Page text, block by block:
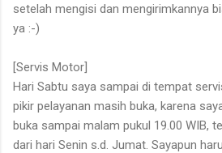
setelah mengisi dan mengirimkannya
ya :-)
[Servis Motor]
Hari Sabtu saya sampai di tempat
pikir pelayanan masih buka, karena
buka sampai malam pukul 19.00 WIB,
dari hari Senin s.d. Jumat. Sayapun